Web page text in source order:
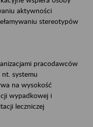
aktywności
stereotypów
pracodawców
systemu
na wysokość
wypadkowej i
leczniczej